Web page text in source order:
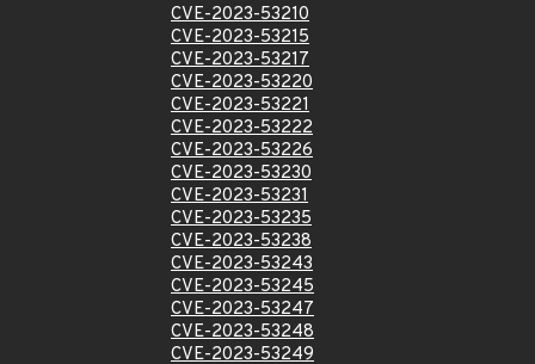
CVE-2023-53210
CVE-2023-53215
CVE-2023-53217
CVE-2023-53220
CVE-2023-53221
CVE-2023-53222
CVE-2023-53226
CVE-2023-53230
CVE-2023-53231
CVE-2023-53235
CVE-2023-53238
CVE-2023-53243
CVE-2023-53245
CVE-2023-53247
CVE-2023-53248
CVE-2023-53249